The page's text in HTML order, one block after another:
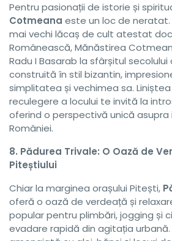
Pentru pasionații de istorie și
Cotmeana este un loc de
mai vechi lăcaș de cult atestat
Românească, Mănăstirea
Radu I Basarab la sfârșitul secolului
construită în stil bizantin,
simplitatea și vechimea sa.
reculegere a locului te invită la
oferind o perspectivă unică asupra
României.
8. Pădurea Trivale: O Oază de
Piteștiului
Chiar la marginea orașului Pitești,
oferă o oază de verdeață și
popular pentru plimbări, jogging și
evadare rapidă din agitația